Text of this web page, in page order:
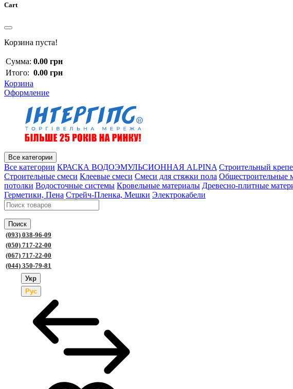
Cart
Корзина пуста!
Сумма: 0.00 грн
Итого: 0.00 грн
Корзина
Оформление
Все категории
Все категории КРАСКА ВОДОЭМУЛЬСИОННАЯ ALPINA Строительный
Строительные смеси Клеевые смеси Смеси для стяжки пола Общестроительные
потолки Водосточные системы Кровельные материалы Древесно-плитные
Герметики, Пена Стрейч-Пленка, Мешки Электрокабели
Поиск
(093) 038-96-09
(050) 717-22-00
(067) 717-22-00
(044) 350-79-81
Укр
Рус